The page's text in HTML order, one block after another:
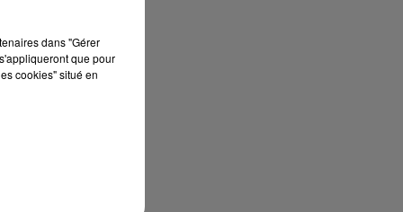
dans "Gérer
que pour
cookies" situé en